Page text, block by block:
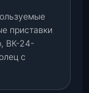
приставки
ВК-24-
с